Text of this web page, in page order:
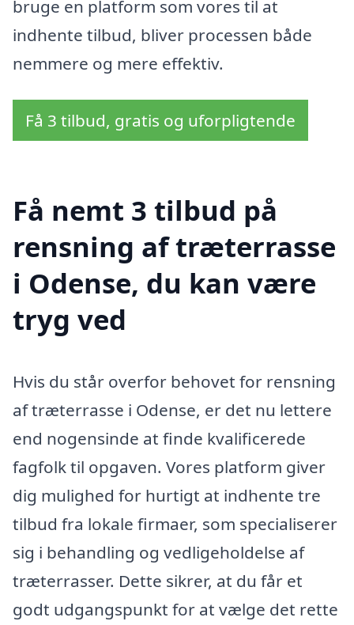
bruge en platform som vores til at
indhente tilbud, bliver processen både
nemmere og mere effektiv.
Få 3 tilbud, gratis og uforpligtende
Få nemt 3 tilbud på
rensning af træterrasse
i Odense, du kan være
tryg ved
Hvis du står overfor behovet for rensning
af træterrasse i Odense, er det nu lettere
end nogensinde at finde kvalificerede
fagfolk til opgaven. Vores platform giver
dig mulighed for hurtigt at indhente tre
tilbud fra lokale firmaer, som specialiserer
sig i behandling og vedligeholdelse af
træterrasser. Dette sikrer, at du får et
godt udgangspunkt for at vælge det rette